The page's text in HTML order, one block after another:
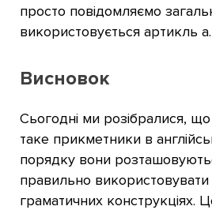
просто повідомляємо
використовується артикль a.
Висновок
Сьогодні ми розібралися, що
таке прикметники в
порядку вони
правильно використовувати
граматичних конструкціях.